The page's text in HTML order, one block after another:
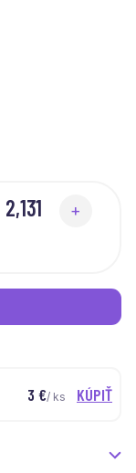
+
3 €/ ks KÚPIŤ